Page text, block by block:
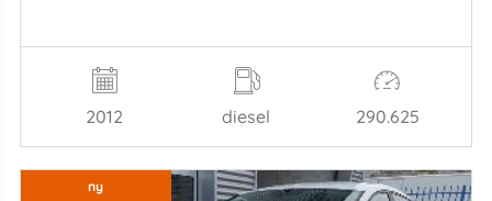
2012 diesel 290.625
ny